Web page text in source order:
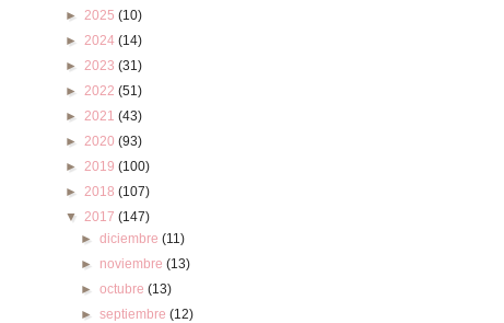
► 2025 (10)
► 2024 (14)
► 2023 (31)
► 2022 (51)
► 2021 (43)
► 2020 (93)
► 2019 (100)
► 2018 (107)
▼ 2017 (147)
►diciembre(11)
► noviembre(13)
►octubre(13)
►septiembre(12)